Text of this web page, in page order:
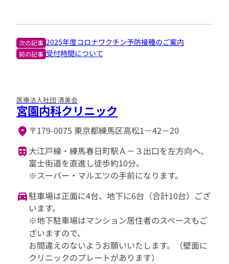
次の記事 2025年度コロナワクチン予防接種のご案内
前の記事 受付時間について
医療法人社団 清美会
宮園内科クリニック
〒179-0075 東京都練馬区高松1－42－20
大江戸線・練馬春日町駅Ａ－３出口を左方向へ、
富士街道を直進し徒歩約10分。
※スーパー・マルエツの手前になります。
駐車場は正面に4台、地下に6台（合計10台）ござ
います。
※地下駐車場はマンション居住者のスペースもご
ざいますので、
お間違えのないようお願いいたします。（壁面に
クリニックのプレートがあります）